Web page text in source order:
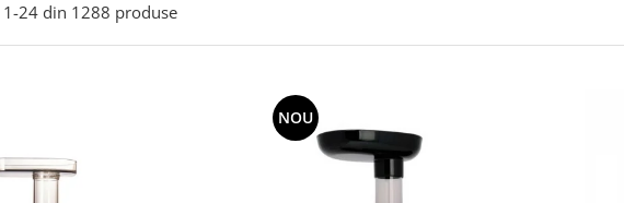
1-24 din 1288 produse
NOU